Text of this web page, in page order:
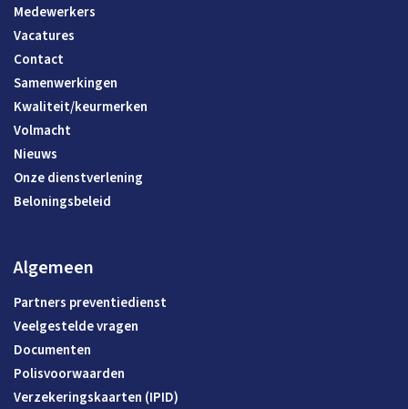
Medewerkers
Vacatures
Contact
Samenwerkingen
Kwaliteit/keurmerken
Volmacht
Nieuws
Onze dienstverlening
Beloningsbeleid
Algemeen
Partners preventiedienst
Veelgestelde vragen
Documenten
Polisvoorwaarden
Verzekeringskaarten (IPID)